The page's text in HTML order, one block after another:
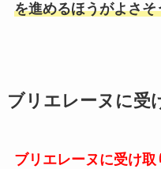
を進めるほうがよさそ
ブリエレーヌに受
ブリエレーヌに受け